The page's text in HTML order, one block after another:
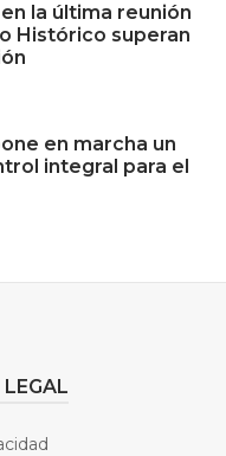
la última reunión
Histórico superan
en marcha un
integral para el